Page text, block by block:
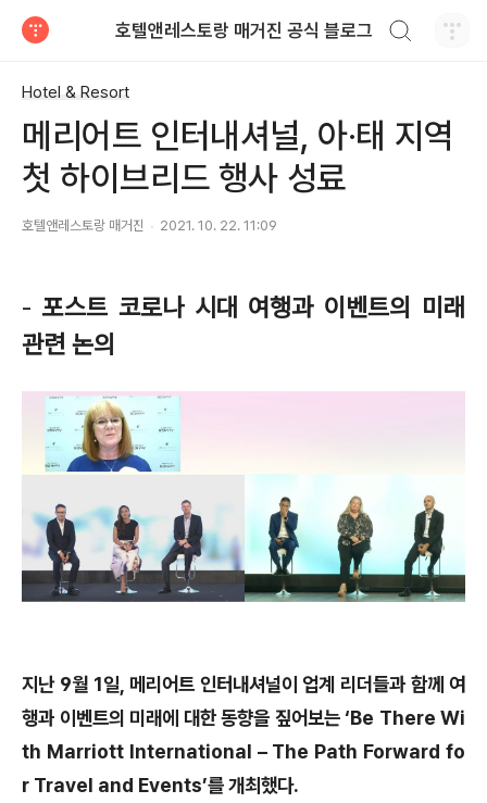
호텔앤레스토랑 매거진 공식 블로그
Hotel & Resort
메리어트 인터내셔널, 아·태 지역
첫 하이브리드 행사 성료
호텔앤레스토랑 매거진 2021. 10. 22. 11:09
- 포스트 코로나 시대 여행과 이벤트의 미래
관련 논의
지난 9월 1일, 메리어트 인터내셔널이 업계 리더들과 함께 여
행과 이벤트의 미래에 대한 동향을 짚어보는 ‘Be There Wi
th Marriott International – The Path Forward fo
r Travel and Events’를 개최했다.